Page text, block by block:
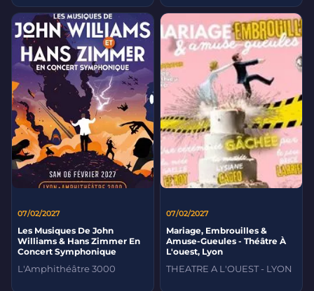
07/02/2027
Les Musiques De John
Williams & Hans Zimmer En
Concert Symphonique
L'Amphithéâtre 3000
07/02/2027
Mariage, Embrouilles &
Amuse-Gueules - Théâtre À
L'ouest, Lyon
THEATRE A L'OUEST - LYON